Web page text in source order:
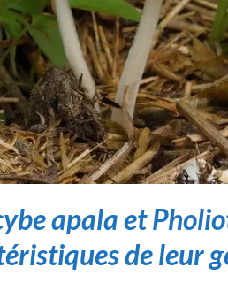
apala et
de leur